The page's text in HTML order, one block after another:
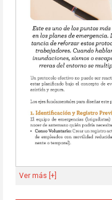
Ver más [+]